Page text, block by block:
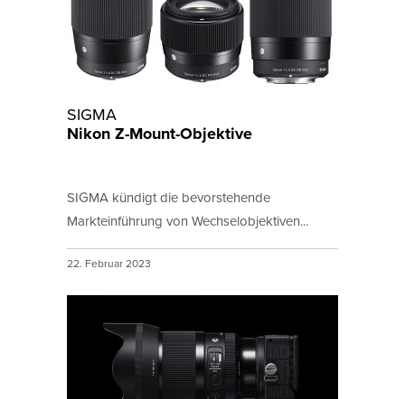
SIGMA
Nikon Z-Mount-Objektive
SIGMA kündigt die bevorstehende
Markteinführung von Wechselobjektiven...
22. Februar 2023